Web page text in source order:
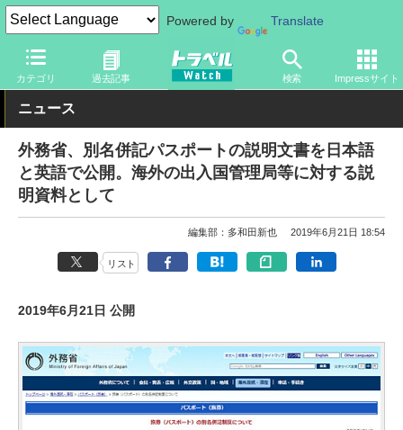
Powered by Translate
カテゴリ 過去記事 検索 Impressサイト
トラベル Watch 地域 海外旅行
ニュース
外務省、別名併記パスポートの説明文書を日本語
と英語で公開。海外の出入国管理局等に対する説
明資料として
編集部：多和田新也 2019年6月21日 18:54
リスト
2019年6月21日 公開